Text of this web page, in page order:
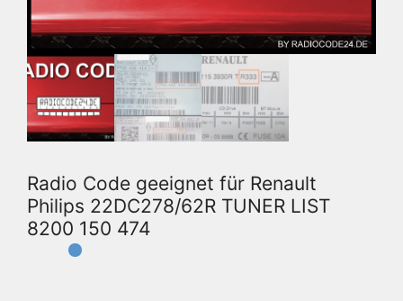
Radio Code geeignet für Renault
Philips 22DC278/62R TUNER LIST
8200 150 474